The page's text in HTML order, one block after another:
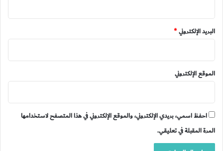
البريد الإلكتروني*
الموقع الإلكتروني
احفظ اسمي، بريدي الإلكتروني، والموقع الإلكتروني في هذا المتصفح لاستخدامها
المرة المقبلة في تعليقي.